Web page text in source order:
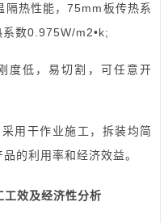
隔热性能，75mm板传热系
数0.975W/m2•k;
度低，易切割，可任意开
用干作业施工，拆装均简
的利用率和经济效益。
工效及经济性分析